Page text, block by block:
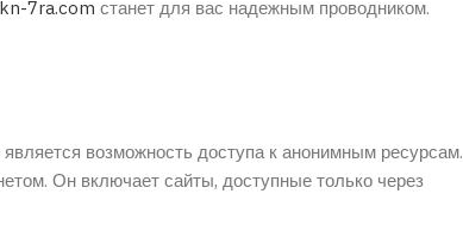
7ra.com станет для вас надежным проводником.
возможность доступа к анонимным ресурсам.
Он включает сайты, доступные только через